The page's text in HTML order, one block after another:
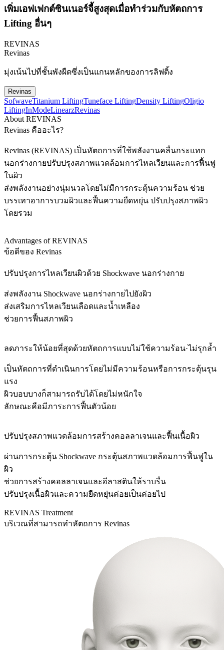
เพิ่มเอฟเฟกต์ซินเนอร์จี้สูงสุดเมื่อทำร่วมกับหัตถการ
Lifting อื่นๆ
REVINAS
Revinas
มุ่งเน้นไปที่ชั้นพังผืดซึ่งเป็นแกนหลักของการลิฟติ้ง
Revinas
SofwaveTitanium LiftingTuneface LiftingDensity LiftingOligio
LiftingInModeLinearzRevinas
About REVINAS
Revinas คืออะไร?
Revinas (REVINAS) เป็นหัตถการที่ใช้พลังงานคลื่นกระแทก
นอกร่างกายปรับปรุงสภาพแวดล้อมการไหลเวียนและการฟื้นฟู
ในผิว
ส่งพลังงานอย่างนุ่มนวลโดยไม่มีการกระตุ้นความร้อน ช่วย
บรรเทาอาการบวมผิวและฟื้นความยืดหยุ่น ปรับปรุงสภาพผิว
โดยรวม
Advantages of REVINAS
ข้อดีของ Revinas
ปรับปรุงการไหลเวียนผิวด้วย Shockwave นอกร่างกาย
ส่งพลังงาน Shockwave นอกร่างกายไปยังผิว
ส่งเสริมการไหลเวียนเลือดและน้ำเหลือง
ช่วยการฟื้นสภาพผิว
ลดภาระให้น้อยที่สุดด้วยหัตถการแบบไม่ใช้ความร้อน·ไม่รุกล้ำ
เป็นหัตถการที่ดำเนินการโดยไม่มีความร้อนหรือการกระตุ้นรุน
แรง
ผิวบอบบางก็สามารถรับได้โดยไม่หนักใจ
ลักษณะคือมีภาระการฟื้นตัวน้อย
ปรับปรุงสภาพแวดล้อมการสร้างคอลลาเจนและฟื้นเนื้อผิว
ผ่านการกระตุ้น Shockwave กระตุ้นสภาพแวดล้อมการฟื้นฟูใน
ผิว
ช่วยการสร้างคอลลาเจนและอีลาสตินให้ราบรื่น
ปรับปรุงเนื้อผิวและความยืดหยุ่นค่อยเป็นค่อยไป
REVINAS Treatment
บริเวณที่สามารถทำหัตถการ Revinas